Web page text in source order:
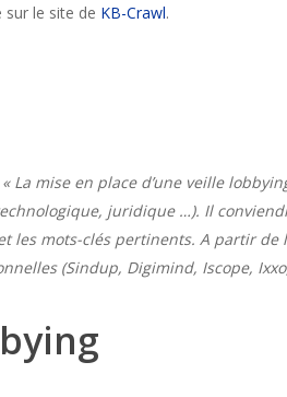
le site de KB-Crawl.
« La mise en place d’une veille
juridique …). Il
les mots-clés pertinents. A partir
(Sindup, Digimind, Iscope,